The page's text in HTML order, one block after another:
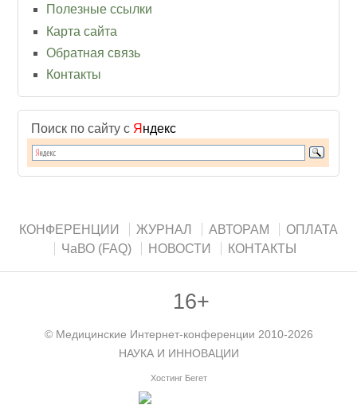
Полезные ссылки
Карта сайта
Обратная связь
Контакты
Поиск по сайту с Я ндекс
КОНФЕРЕНЦИИ ЖУРНАЛ АВТОРАМ
ОПЛАТА
ЧаВО (FAQ)
НОВОСТИ КОНТАКТЫ
16+
© Медицинские Интернет-конференции 2010-2026
НАУКА И ИННОВАЦИИ
Хостинг Бегет